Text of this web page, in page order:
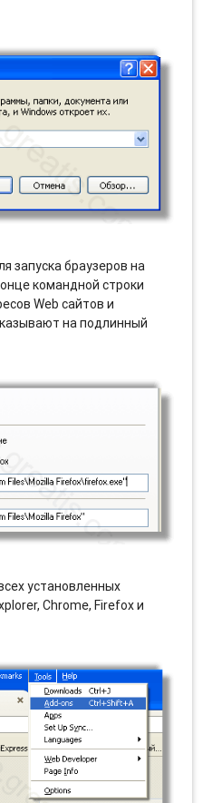
запуска браузеров на
командной строки
Web сайтов и
на подлинный
установленных
Chrome, Firefox и